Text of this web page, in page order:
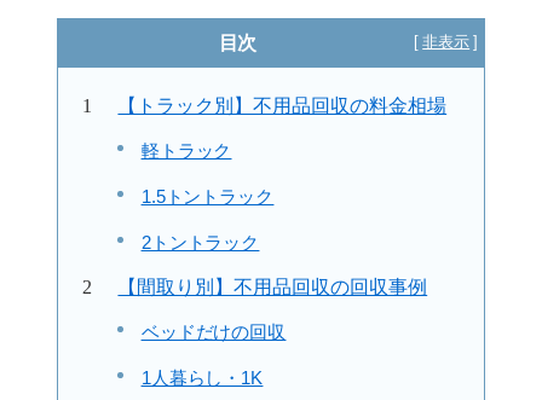
目次
【トラック別】不用品回収の料金相場
軽トラック
1.5トントラック
2トントラック
【間取り別】不用品回収の回収事例
ベッドだけの回収
1人暮らし・1K